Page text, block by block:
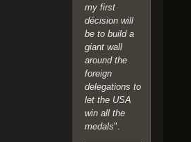
my first
décision will
be to build a
giant wall
around the
foreign
delegations to
let the USA
win all the
medals".